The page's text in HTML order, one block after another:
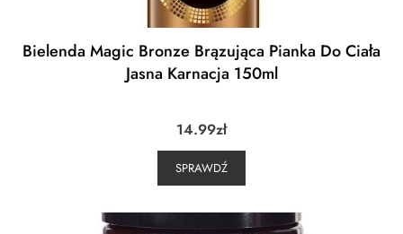
Bielenda Magic Bronze Brązująca Pianka Do Ciała
Jasna Karnacja 150ml
14.99zł
SPRAWDŹ